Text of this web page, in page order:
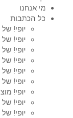
מי אנחנו
כל הכתבות
יופי!
יופי!
יופי! של
יופי!
יופי!
יופי!
יופי!
יופי!
יופי!